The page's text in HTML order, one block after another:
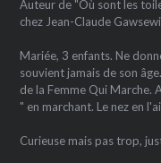
Auteur de "Où sont les
chez Jean-Claude
Mariée, 3 enfants. Ne
souvient jamais de son
de la Femme Qui Marche.
" en marchant. Le nez en
Curieuse mais pas trop,